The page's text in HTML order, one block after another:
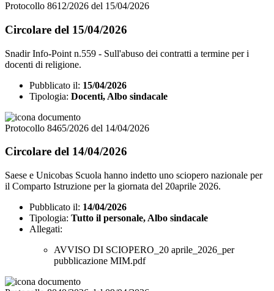
Protocollo 8612/2026 del 15/04/2026
Circolare del 15/04/2026
Snadir Info-Point n.559 - Sull'abuso dei contratti a termine per i
docenti di religione.
Pubblicato il: 15/04/2026
Tipologia: Docenti, Albo sindacale
Protocollo 8465/2026 del 14/04/2026
Circolare del 14/04/2026
Saese e Unicobas Scuola hanno indetto uno sciopero nazionale per
il Comparto Istruzione per la giornata del 20aprile 2026.
Pubblicato il: 14/04/2026
Tipologia: Tutto il personale, Albo sindacale
Allegati:
AVVISO DI SCIOPERO_20 aprile_2026_per
pubblicazione MIM.pdf